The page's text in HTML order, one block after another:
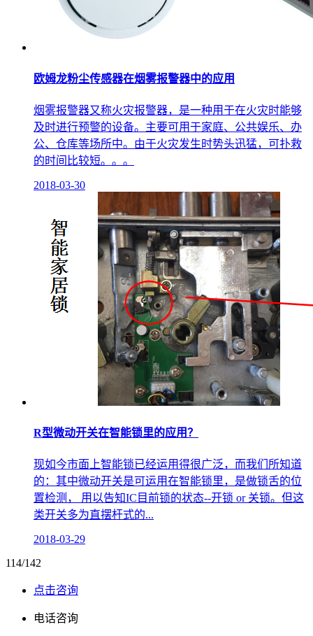
欧姆龙粉尘传感器在烟雾报警器中的应用
烟雾报警器又称火灾报警器，是一种用于在火灾时能够
及时进行预警的设备。主要可用于家庭、公共娱乐、办
公、仓库等场所中。由于火灾发生时势头迅猛，可扑救
的时间比较短。。。
2018-03-30
R型微动开关在智能锁里的应用？
现如今市面上智能锁已经运用得很广泛，而我们所知道
的：其中微动开关是可运用在智能锁里，是做锁舌的位
置检测， 用以告知IC目前锁的状态--开锁 or 关锁。但这
类开关多为直摆杆式的...
2018-03-29
114/142
点击咨询
电话咨询